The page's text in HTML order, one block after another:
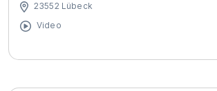
23552 Lübeck
Video